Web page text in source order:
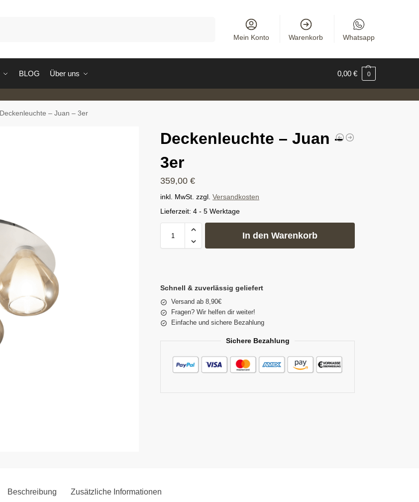
Mein Konto Warenkorb Whatsapp
BLOG Über uns 0,00 € 0
Deckenleuchte – Juan – 3er
Deckenleuchte – Juan –
3er
359,00€
inkl. MwSt. zzgl.Versandkosten
Lieferzeit:4 - 5 Werktage
In den Warenkorb
Schnell & zuverlässig geliefert
Versand ab 8,90€
Fragen? Wir helfen dir weiter!
Einfache und sichere Bezahlung
Sichere Bezahlung
Beschreibung Zusätzliche Informationen